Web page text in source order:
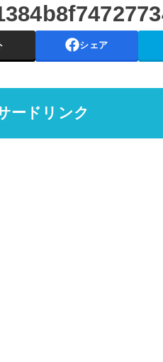
シェア
ードリンク